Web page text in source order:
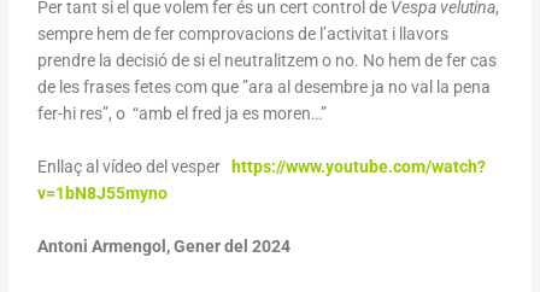
Per tant si el que volem fer és un cert control de Vespa velutina,
sempre hem de fer comprovacions de l’activitat i llavors
prendre la decisió de si el neutralitzem o no. No hem de fer cas
de les frases fetes com que ”ara al desembre ja no val la pena
fer-hi res”, o “amb el fred ja es moren…”
Enllaç al vídeo del vesper
https://www.youtube.com/watch?
v=1bN8J55myno
Antoni Armengol, Gener del 2024